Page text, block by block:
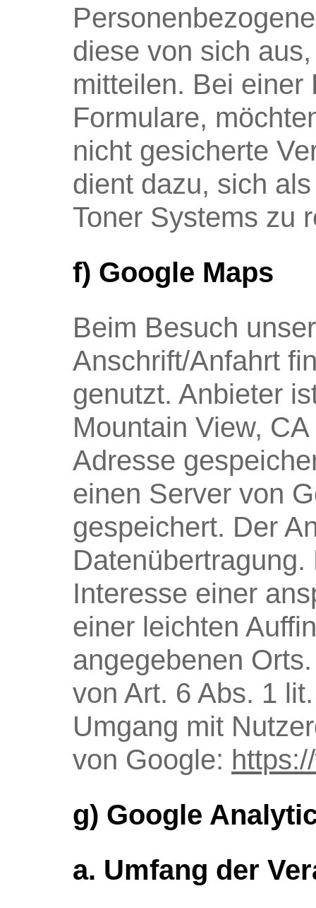
diese von sich
mitteilen. Bei einer
Formulare,
nicht gesicherte
dient dazu, sich
Toner Systems zu
f) Google Maps
Beim Besuch
Anschrift/Anfahrt
genutzt. Anbieter
Mountain View,
Adresse
einen Server von
gespeichert. Der
Interesse einer
einer leichten
angegebenen
von Art. 6 Abs. 1
Umgang mit
von Google:
g) Google
a. Umfang der